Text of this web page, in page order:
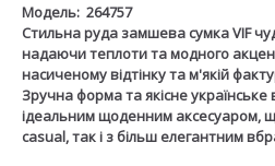
Модель: 264757
Стильна руда замшева сумка VIF
надаючи теплоти та модного
насиченому відтінку та м'якій
Зручна форма та якісне українське
ідеальним щоденним аксесуаром,
casual, так і з більш елегантним